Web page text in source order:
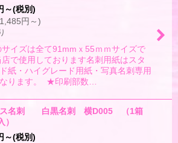
～(税別)
1,485円 ～)
イズは全て91mmｘ55ｍｍサイズで
で使用しております名刺用紙はスタ
紙・ハイグレード用紙・写真名刺専用
ります。 ★印刷部数…
ス名刺 白黒名刺 横D005 （1箱
）
～(税別)